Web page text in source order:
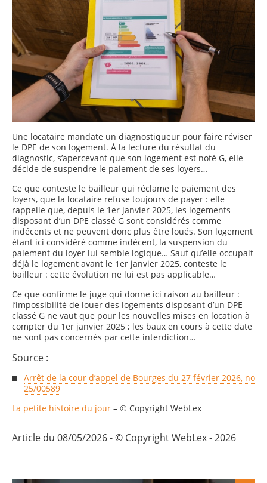
Une locataire mandate un diagnostiqueur pour faire réviser
le DPE de son logement. À la lecture du résultat du
diagnostic, s’apercevant que son logement est noté G, elle
décide de suspendre le paiement de ses loyers…
Ce que conteste le bailleur qui réclame le paiement des
loyers, que la locataire refuse toujours de payer : elle
rappelle que, depuis le 1er janvier 2025, les logements
disposant d’un DPE classé G sont considérés comme
indécents et ne peuvent donc plus être loués. Son logement
étant ici considéré comme indécent, la suspension du
paiement du loyer lui semble logique… Sauf qu’elle occupait
déjà le logement avant le 1er janvier 2025, conteste le
bailleur : cette évolution ne lui est pas applicable…
Ce que confirme le juge qui donne ici raison au bailleur :
l’impossibilité de louer des logements disposant d’un DPE
classé G ne vaut que pour les nouvelles mises en location à
compter du 1er janvier 2025 ; les baux en cours à cette date
ne sont pas concernés par cette interdiction…
Source :
Arrêt de la cour d’appel de Bourges du 27 février 2026, no
25/00589
La petite histoire du jour – © Copyright WebLex
Article du 08/05/2026 - © Copyright WebLex - 2026